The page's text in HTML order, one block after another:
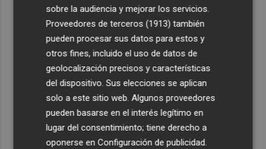
sobre la audiencia y mejorar los servicios.
Proveedores de terceros (1913) también
pueden procesar sus datos para estos y
otros fines, incluido el uso de datos de
geolocalización precisos y características
del dispositivo. Sus elecciones se aplican
solo a este sitio web. Algunos proveedores
pueden basarse en el interés legítimo en
lugar del consentimiento; tiene derecho a
oponerse enConfiguración de publicidad.